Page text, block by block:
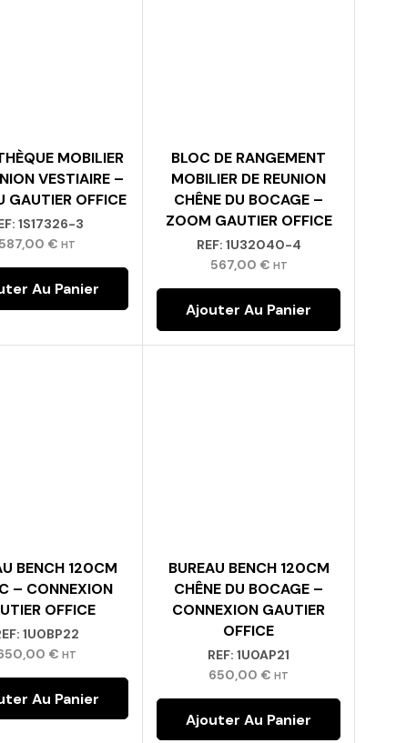
MOBILIER
VESTIAIRE –
GAUTIER OFFICE
1S17326-3
587,00 € HT
Au Panier
BLOC DE RANGEMENT
MOBILIER DE REUNION
CHÊNE DU BOCAGE –
ZOOM GAUTIER OFFICE
REF: 1U32040-4
567,00 € HT
Ajouter Au Panier
BENCH 120CM
– CONNEXION
OFFICE
1U0BP22
€ HT
Au Panier
BUREAU BENCH 120CM
CHÊNE DU BOCAGE –
CONNEXION GAUTIER
OFFICE
REF: 1U0AP21
650,00 € HT
Ajouter Au Panier